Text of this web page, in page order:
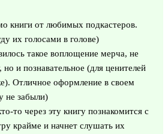
книги от любимых подкастеров.
их голосами в голове)
такое воплощение мерча, не
но и познавательное (для ценителей
Отличное оформление в своем
не забыли)
то через эту книгу познакомится с
крайме и начнет слушать их